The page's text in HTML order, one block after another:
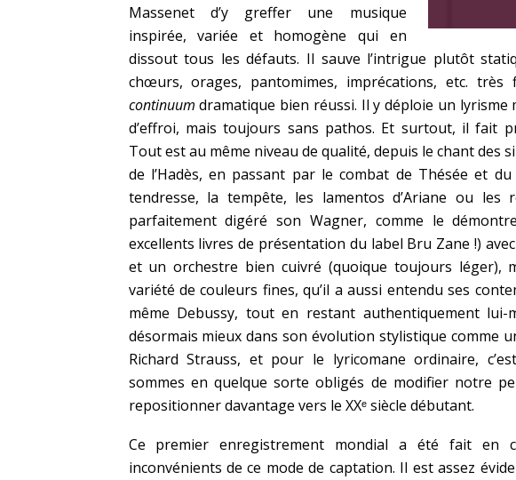
Massenet d’y greffer une musique
inspirée, variée et homogène qui en
dissout tous les défauts. Il sauve l’intrigue plutôt
chœurs, orages, pantomimes, imprécations, etc.
continuum dramatique bien réussi. Il y déploie un lyrisme
d’effroi, mais toujours sans pathos. Et surtout, il fait
Tout est au même niveau de qualité, depuis le chant des
de l’Hadès, en passant par le combat de Thésée et
tendresse, la tempête, les lamentos d’Ariane ou les
parfaitement digéré son Wagner, comme le
excellents livres de présentation du label Bru Zane !)
et un orchestre bien cuivré (quoique toujours léger),
variété de couleurs fines, qu’il a aussi entendu ses
même Debussy, tout en restant authentiquement lui-
désormais mieux dans son évolution stylistique comme
Richard Strauss, et pour le lyricomane ordinaire,
sommes en quelque sorte obligés de modifier notre
repositionner davantage vers le XXᵉ siècle débutant.
Ce premier enregistrement mondial a été fait en
inconvénients de ce mode de captation. Il est assez